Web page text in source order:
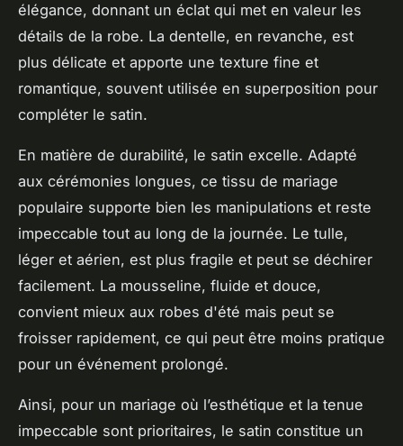
élégance, donnant un éclat qui met en valeur les
détails de la robe. La dentelle, en revanche, est
plus délicate et apporte une texture fine et
romantique, souvent utilisée en superposition pour
compléter le satin.
En matière de durabilité, le satin excelle. Adapté
aux cérémonies longues, ce tissu de mariage
populaire supporte bien les manipulations et reste
impeccable tout au long de la journée. Le tulle,
léger et aérien, est plus fragile et peut se déchirer
facilement. La mousseline, fluide et douce,
convient mieux aux robes d'été mais peut se
froisser rapidement, ce qui peut être moins pratique
pour un événement prolongé.
Ainsi, pour un mariage où l’esthétique et la tenue
impeccable sont prioritaires, le satin constitue un